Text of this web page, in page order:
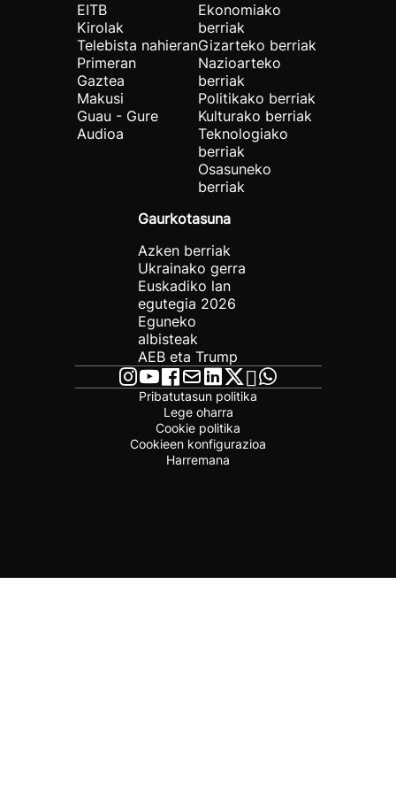
EITB
Kirolak
Telebista nahieran
Primeran
Gaztea
Makusi
Guau - Gure
Audioa
Ekonomiako
berriak
Gizarteko berriak
Nazioarteko
berriak
Politikako berriak
Kulturako berriak
Teknologiako
berriak
Osasuneko
berriak
Gaurkotasuna
Azken berriak
Ukrainako gerra
Euskadiko lan
egutegia 2026
Eguneko
albisteak
AEB eta Trump
Pribatutasun politika
Lege oharra
Cookie politika
Cookieen konfigurazioa
Harremana